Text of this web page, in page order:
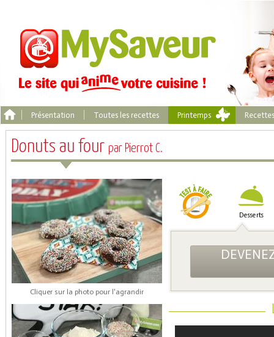
Présentation Toutes les recettes Printemps
Donuts au four par Pierrot C.
Cliquer sur la photo pour l'agrandir
Desserts